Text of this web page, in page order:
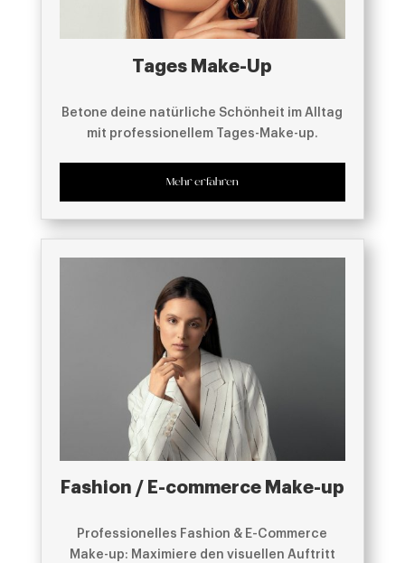
Tages Make-Up
Betone deine natürliche Schönheit im Alltag
mit professionellem Tages-Make-up.
Mehr erfahren
Fashion / E-commerce Make-up
Professionelles Fashion & E-Commerce
Make-up: Maximiere den visuellen Auftritt